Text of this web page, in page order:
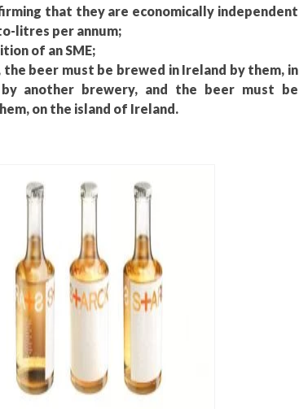
that they are economically independent
litres per annum;
of an SME;
beer must be brewed in Ireland by them, in
another brewery, and the beer must be
on the island of Ireland.